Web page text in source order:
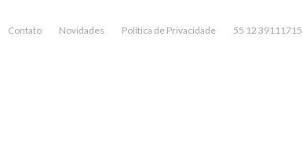
Contato Novidades Política de Privacidade 55 12 39111715